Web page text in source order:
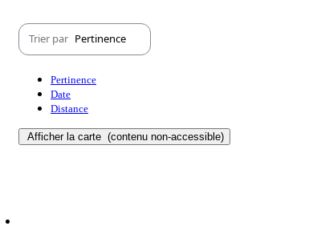
Trier par Pertinence
Pertinence
Date
Distance
Afficher la carte (contenu non-accessible)